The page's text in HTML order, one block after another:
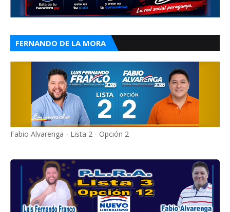
FERNANDO DE LA MORA
Fabio Alvarenga - Lista 2 - Opción 2